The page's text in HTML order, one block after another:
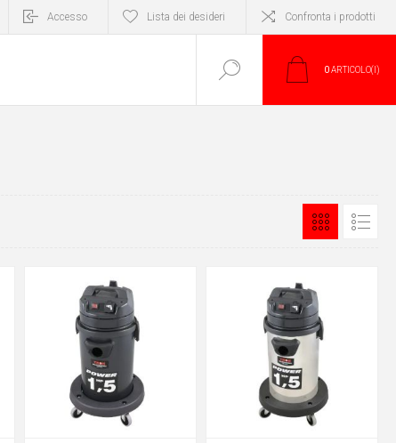
Accesso Lista dei desideri Confronta i prodotti
0ARTICOLO(I)